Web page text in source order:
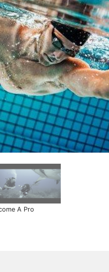
A Pro